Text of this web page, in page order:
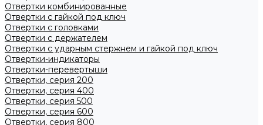
Отвертки комбинированные
Отвертки с гайкой под ключ
Отвертки с головками
Отвертки с держателем
Отвертки с ударным стержнем и гайкой под ключ
Отвертки-индикаторы
Отвертки-перевертыши
Отвертки, серия 200
Отвертки, серия 400
Отвертки, серия 500
Отвертки, серия 600
Отвертки, серия 800